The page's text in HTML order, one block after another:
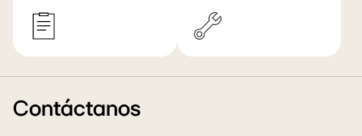
Contáctanos